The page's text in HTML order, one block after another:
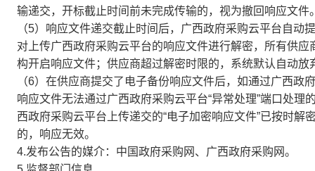
输递交，开标截止时间前未完成传输的，视为撤回响应文件
（5）响应文件递交截止时间后，广西政府采购云平台自
对上传广西政府采购云平台的响应文件进行解密，所有供
构开启响应文件；供应商超过解密时限的，系统默认自动放
（6）在供应商提交了电子备份响应文件后，如通过广西
响应文件无法通过广西政府采购云平台“异常处理”端口处
西政府采购云平台上传递交的“电子加密响应文件”已按时解
的，响应无效。
4.发布公告的媒介：中国政府采购网、广西政府采购网。